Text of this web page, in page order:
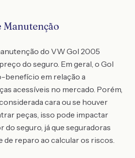
Manutenção
do VW Gol 2005
do seguro. Em geral, o Gol
benefício em relação a
acessíveis no mercado. Porém,
cara ou se houver
peças, isso pode impactar
do seguro, já que seguradoras
de reparo ao calcular os riscos.